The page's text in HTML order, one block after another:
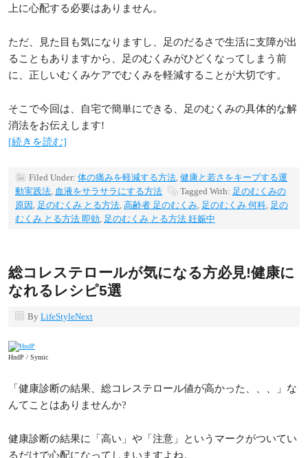
上に心配する必要はありません。
ただ、見た目も気になりますし、足のだるさで生活に支障が出
ることもありますから、足のむくみがひどくなってしまう前
に、正しいむくみケアでむくみを軽減することが大切です。
そこで今回は、自宅で簡単にできる、足のむくみの具体的な解
消法をお伝えします!
[続きを読む]
Filed Under: 体の痛みを軽減する方法, 健康と若さをキープする運
動実践法, 血液をサラサラにする方法 Tagged With: 足のむくみの
原因 , 足のむくみ とる方法, 高齢者 足のむくみ, 足のむくみ 何科, 足の
むくみ とる方法 即効, 足のむくみ とる方法 妊娠中
総コレステロールが気になる方必見!健康に
なれるレシピ5選
By LifeStyleNext
HndP / Symic
「健康診断の結果、総コレステロール値が高かった、、、」な
んてことはありませんか?
健康診断の結果に「高い」や「注意」というマークがついてい
るだけで心配になってしまいますよね。